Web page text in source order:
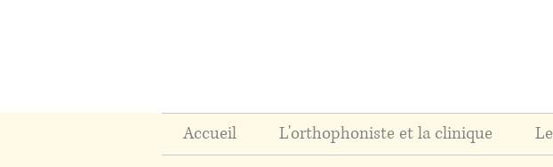
Accueil L'orthophoniste et la clinique